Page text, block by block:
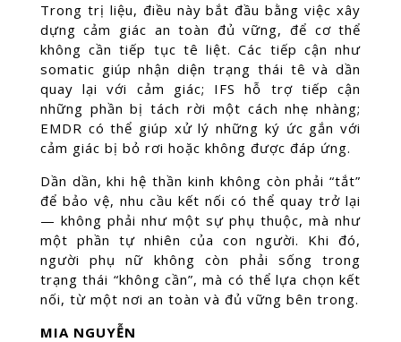
Trong trị liệu, điều này bắt đầu bằng việc xây
dựng cảm giác an toàn đủ vững, để cơ thể
không cần tiếp tục tê liệt. Các tiếp cận như
somatic giúp nhận diện trạng thái tê và dần
quay lại với cảm giác; IFS hỗ trợ tiếp cận
những phần bị tách rời một cách nhẹ nhàng;
EMDR có thể giúp xử lý những ký ức gắn với
cảm giác bị bỏ rơi hoặc không được đáp ứng.
Dần dần, khi hệ thần kinh không còn phải “tắt”
để bảo vệ, nhu cầu kết nối có thể quay trở lại
— không phải như một sự phụ thuộc, mà như
một phần tự nhiên của con người. Khi đó,
người phụ nữ không còn phải sống trong
trạng thái “không cần”, mà có thể lựa chọn kết
nối, từ một nơi an toàn và đủ vững bên trong.
MIA NGUYỄN